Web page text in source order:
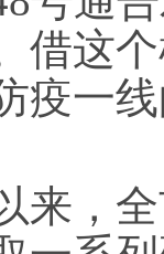
借这
疫一
，全